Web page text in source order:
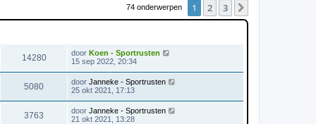
74 onderwerpen 1 2 3
14280 door Koen - Sportrusten
15 sep 2022, 20:34
5080 door Janneke - Sportrusten
25 okt 2021, 17:13
3763 door Janneke - Sportrusten
21 okt 2021, 13:28